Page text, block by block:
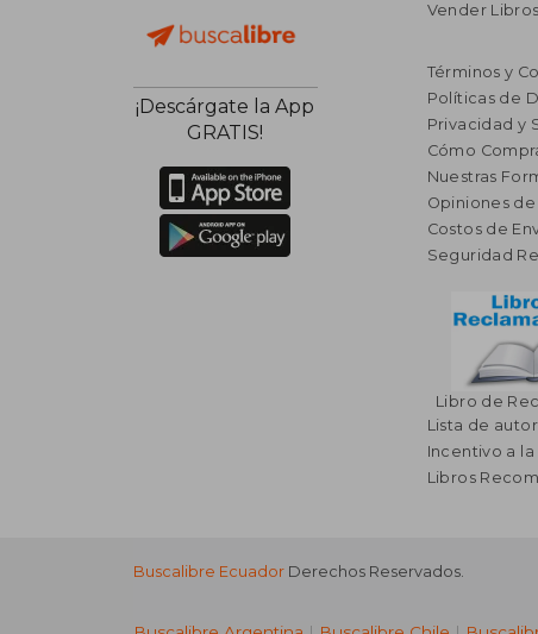
¡Descárgate la App
GRATIS!
Vender
Términos y
Políticas de
Privacidad y
Cómo
Nuestras
Opiniones
Costos de
Seguridad
Libro de
Lista de
Incentivo a
Libros
Buscalibre Ecuador Derechos Reservados.